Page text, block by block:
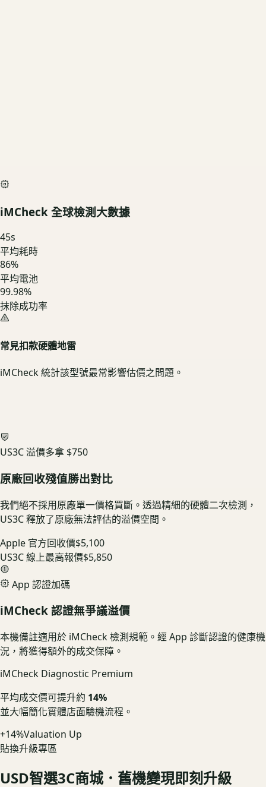
iMCheck 全球檢測大數據
45s
平均耗時
86%
平均電池
99.98%
抹除成功率
常見扣款硬體地雷
iMCheck 統計該型號最常影響估價之問題。
US3C 溢價多拿 $750
原廠回收殘值勝出對比
我們絕不採用原廠單一價格買斷。透過精細的硬體二次檢測，
US3C 釋放了原廠無法評估的溢價空間。
Apple 官方回收價$5,100
US3C 線上最高報價$5,850
App 認證加碼
iMCheck 認證無爭議溢價
本機備註適用於 iMCheck 檢測規範。經 App 診斷認證的健康機
況，將獲得額外的成交保障。
iMCheck Diagnostic Premium
平均成交價可提升約 14%
並大幅簡化實體店面驗機流程。
+14%Valuation Up
貼換升級專區
USD智選3C商城．舊機變現即刻升級